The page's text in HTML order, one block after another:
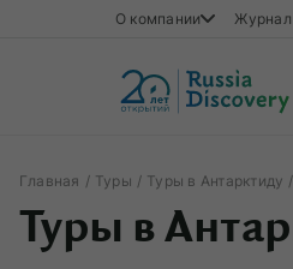
О компании Журнал
Каталог туров
Каталог туров
Регионы Коллекции
Главная Туры Туры в Антарктиду
Туры в